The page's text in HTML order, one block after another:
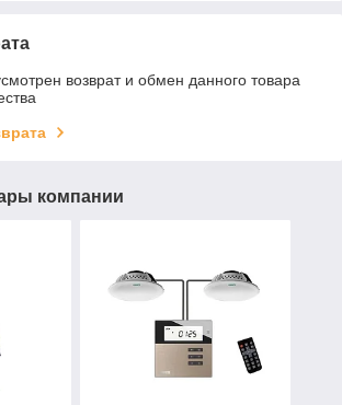
возврат и обмен данного товара
компании